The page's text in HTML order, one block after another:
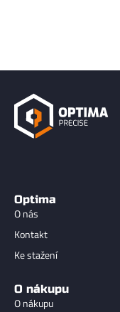
Optima
O nás
Kontakt
Ke stažení
O nákupu
O nákupu